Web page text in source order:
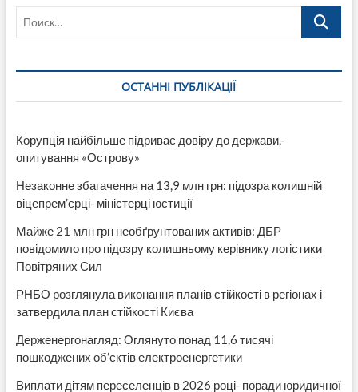
Поиск…
ОСТАННІ ПУБЛІКАЦІЇ
Корупція найбільше підриває довіру до держави,-
опитування «Острову»
Незаконне збагачення на 13,9 млн грн: підозра колишній
віцепрем’єрці- міністерці юстиції
Майже 21 млн грн необґрунтованих активів: ДБР
повідомило про підозру колишньому керівнику логістики
Повітряних Сил
РНБО розглянула виконання планів стійкості в регіонах і
затвердила план стійкості Києва
Держенергонагляд: Оглянуто понад 11,6 тисячі
пошкоджених об’єктів електроенергетики
Виплати дітям переселенців в 2026 році- поради юридичної